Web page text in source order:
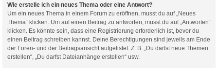
Wie erstelle ich ein neues Thema oder eine Antwort?
Um ein neues Thema in einem Forum zu eröffnen, musst du auf „Neues
Thema“ klicken. Um auf einen Beitrag zu antworten, musst du auf „Antworten“
klicken. Es könnte sein, dass eine Registrierung erforderlich ist, bevor du
einen Beitrag schreiben kannst. Deine Berechtigungen sind jeweils am Ende
der Foren- und der Beitragsansicht aufgelistet. Z. B. „Du darfst neue Themen
erstellen“, „Du darfst Dateianhänge erstellen“ usw.